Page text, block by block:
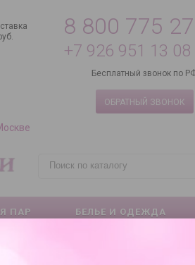
8 800 775
+7 926 951 13 08
Бесплатный звонок по
ОБРАТНЫЙ ЗВОНОК
ПАР БЕЛЬЕ И ОДЕЖДА